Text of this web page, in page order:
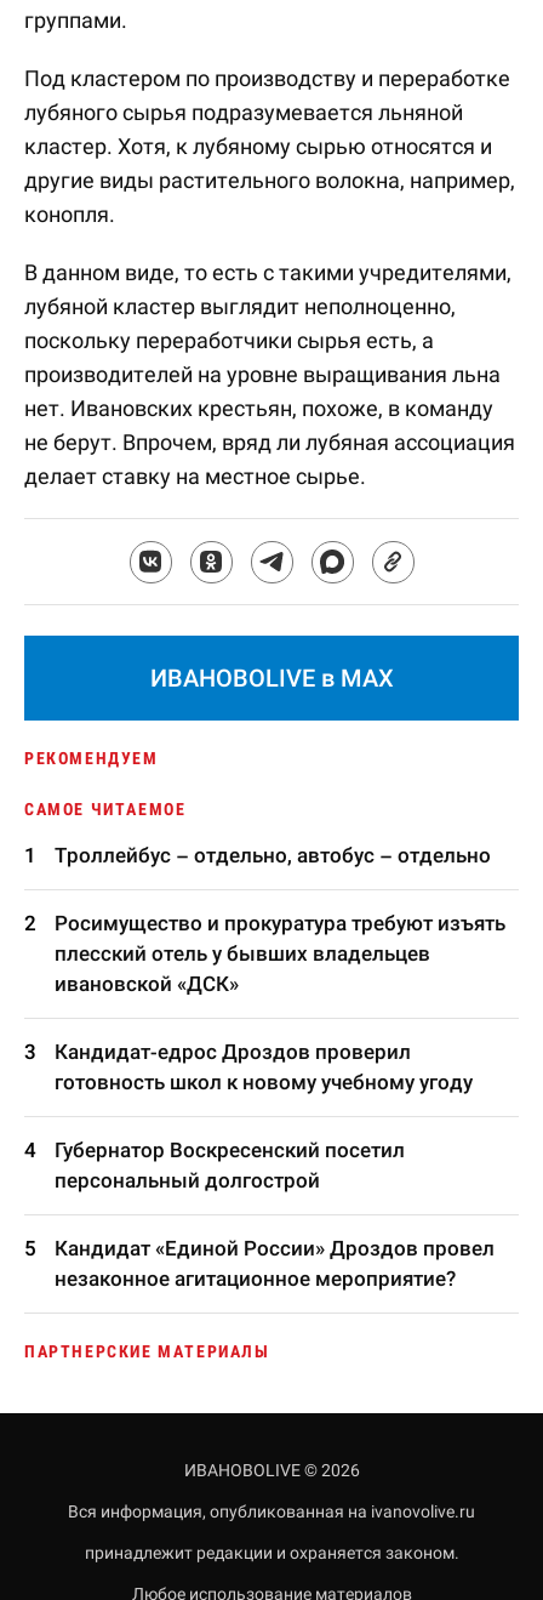
группами.
Под кластером по производству и переработке
лубяного сырья подразумевается льняной
кластер. Хотя, к лубяному сырью относятся и
другие виды растительного волокна, например,
конопля.
В данном виде, то есть с такими учредителями,
лубяной кластер выглядит неполноценно,
поскольку переработчики сырья есть, а
производителей на уровне выращивания льна
нет. Ивановских крестьян, похоже, в команду
не берут. Впрочем, вряд ли лубяная ассоциация
делает ставку на местное сырье.
ИВАНОВОLIVE в MAX
РЕКОМЕНДУЕМ
САМОЕ ЧИТАЕМОЕ
Троллейбус – отдельно, автобус – отдельно
Росимущество и прокуратура требуют изъять
плесский отель у бывших владельцев
ивановской «ДСК»
Кандидат-едрос Дроздов проверил
готовность школ к новому учебному угоду
Губернатор Воскресенский посетил
персональный долгострой
Кандидат «Единой России» Дроздов провел
незаконное агитационное мероприятие?
ПАРТНЕРСКИЕ МАТЕРИАЛЫ
ИВАНОВОLIVE © 2026
Вся информация, опубликованная на ivanovolive.ru
принадлежит редакции и охраняется законом.
Любое использование материалов